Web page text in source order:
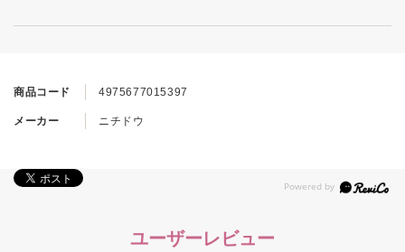
商品コード 4975677015397
メーカー ニチドウ
ユーザーレビュー